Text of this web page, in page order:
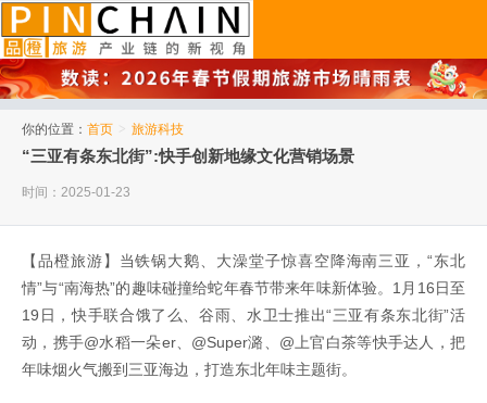
你的位置： 首页 > 旅游科技
“三亚有条东北街”:快手创新地缘文化营销场景
时间：2025-01-23
【品橙旅游】当铁锅大鹅、大澡堂子惊喜空降海南三亚，“东北
情”与“南海热”的趣味碰撞给蛇年春节带来年味新体验。1月16日至
19日，快手联合饿了么、谷雨、水卫士推出“三亚有条东北街”活
动，携手@水稻一朵er、@Super潞、@上官白茶等快手达人，把
年味烟火气搬到三亚海边，打造东北年味主题街。